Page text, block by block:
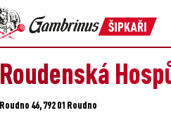
Roudenská
Roudno 46, 792 01 Roudno